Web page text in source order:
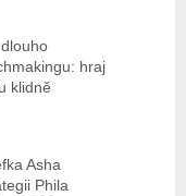
hraj
klidně
Asha
Phila